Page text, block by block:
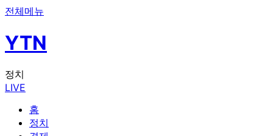
전체메뉴
YTN
정치
LIVE
홈
정치